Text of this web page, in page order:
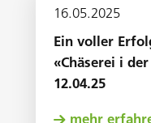
16.05.2025
Ein voller
«Chäserei i
12.04.25
mehr